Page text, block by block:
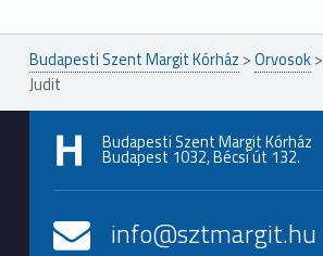
Budapesti Szent Margit Kórház >Orvosok>
Judit
Budapesti Szent Margit Kórház
Budapest 1032, Bécsi út 132.
info@sztmargit.hu